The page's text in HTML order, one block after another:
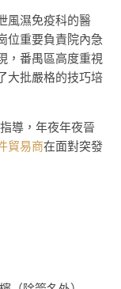
風濕免疫科的醫
位重要負責院內急
，番禺區高度重視
大批嚴格的技巧培
導，年夜年夜晉
貿易商在面對突發